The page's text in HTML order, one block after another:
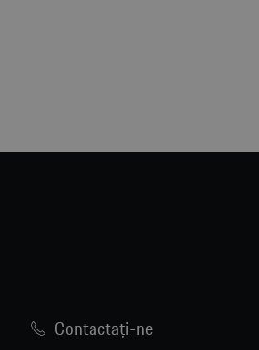
Contactaţi-ne